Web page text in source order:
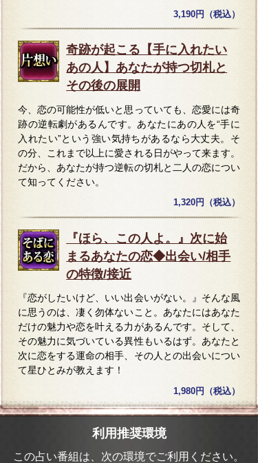
3,190円（税込）
奇跡が起こる【手に入れたい
あの人】あなたが持つ切札と
その後の展開
今、恋の可能性が低いと思っていても、恋愛には奇
跡の逆転劇があるんです。あなたにあの人を“手に
入れたい”という強い気持ちがあるなら大丈夫。そ
の分、これまで以上に愛される日がやって来ます。
だから、あなたが持つ逆転の切札と二人の恋につい
て知ってください。
1,320円（税込）
『ほら、この人よ。』次に始
まるあなたの恋◆出会い/相手
の特徴/接近
『恋がしたいけど、いい出会いがない。』そんな風
に思うのは、凄く勿体ないこと。あなたにはあなた
だけの魅力や恋を叶える力があるんです。そして、
その魅力に気づいている異性もいるはず。あなたと
次に恋をする運命の相手、その人との出会いについ
て星ひとみが教えます！
1,980円（税込）
利用推奨環境
この占い番組は、次の環境でご利用ください。